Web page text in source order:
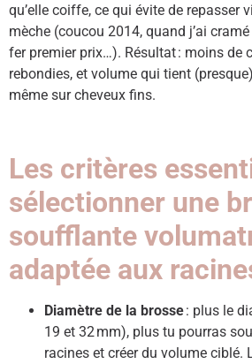
qu’elle coiffe, ce qui évite de repasser
mèche (coucou 2014, quand j’ai
fer premier prix…). Résultat : moins de
rebondies, et volume qui tient
même sur cheveux fins.
Les critères
sélectionner une
soufflante
adaptée aux
Diamètre de la brosse: plus le
19 et 32 mm), plus tu pourras
racines et créer du volume ciblé.